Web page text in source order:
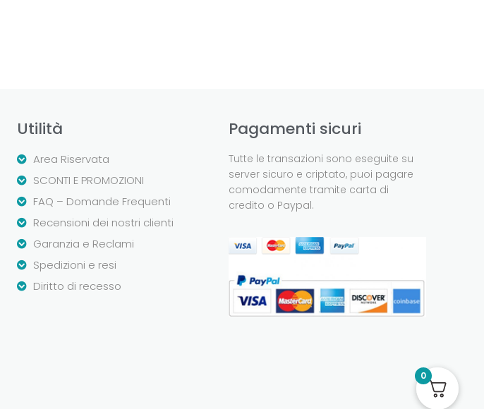
Utilità
Area Riservata
SCONTI E PROMOZIONI
FAQ – Domande Frequenti
Recensioni dei nostri clienti
Garanzia e Reclami
Spedizioni e resi
Diritto di recesso
Pagamenti sicuri
Tutte le transazioni sono eseguite su
server sicuro e criptato, puoi pagare
comodamente tramite carta di
credito o Paypal.
0